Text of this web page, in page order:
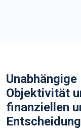
Objektivität
finanziellen